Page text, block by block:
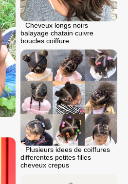
Cheveux longs noirs
balayage chatain cuivre
boucles coiffure
Plusieurs idees de coiffures
differentes petites filles
cheveux crepus